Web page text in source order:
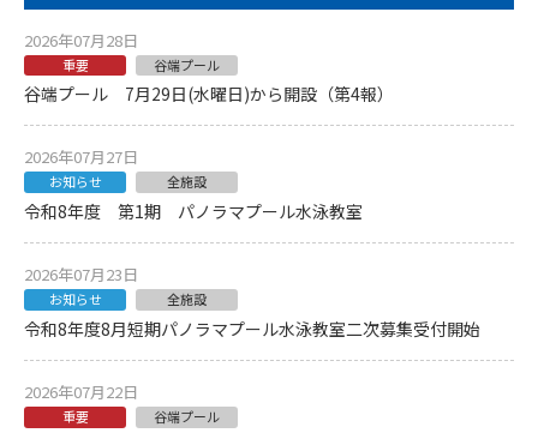
2026年07月28日
重要 谷端プール
谷端プール 7月29日(水曜日)から開設（第4報）
2026年07月27日
お知らせ 全施設
令和8年度 第1期 パノラマプール水泳教室
2026年07月23日
お知らせ 全施設
令和8年度8月短期パノラマプール水泳教室二次募集受付開始
2026年07月22日
重要 谷端プール